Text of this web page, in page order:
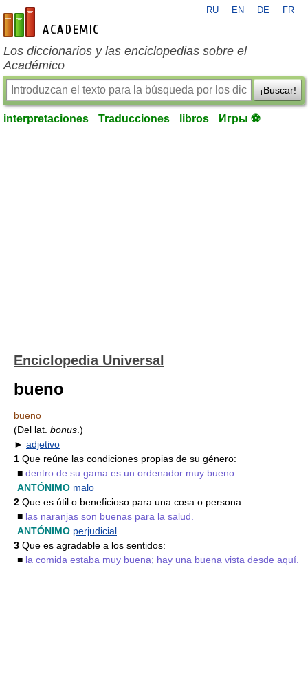
es-academic.com
RU EN DE FR
Los diccionarios y las enciclopedias sobre el
Académico
¡Buscar!
interpretaciones Traducciones libros Игры ⚽
Enciclopedia Universal
bueno
bueno
(Del lat. bonus .)
► adjetivo
1 Que reúne las condiciones propias de su género:
■ dentro de su gama es un ordenador muy bueno.
ANTÓNIMO malo
2 Que es útil o beneficioso para una cosa o persona:
■ las naranjas son buenas para la salud.
ANTÓNIMO perjudicial
3 Que es agradable a los sentidos:
■ la comida estaba muy buena; hay una buena vista desde aquí.